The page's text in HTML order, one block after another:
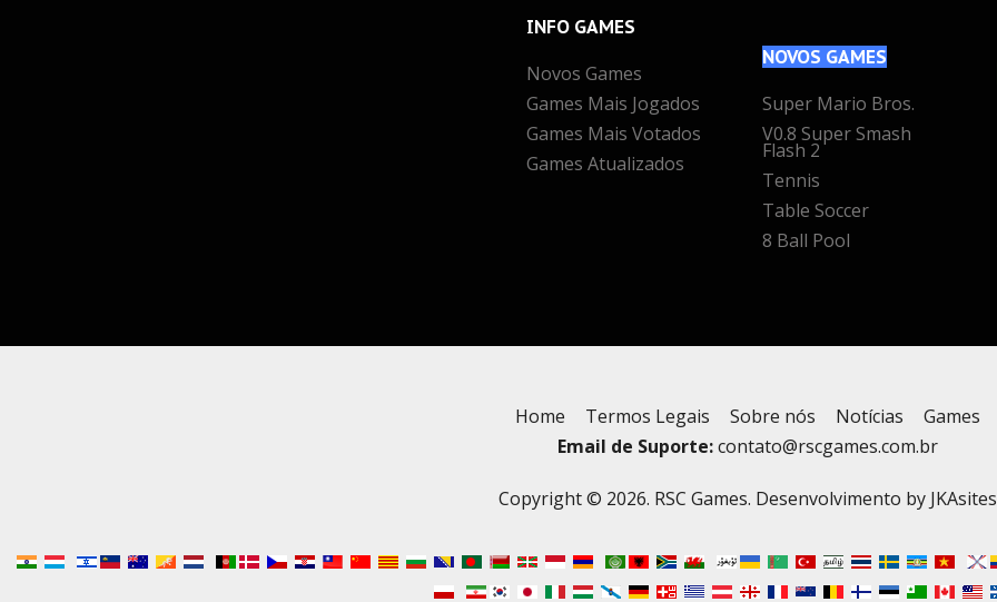
INFO GAMES
Novos Games
Games Mais Jogados
Games Mais Votados
Games Atualizados
NOVOS GAMES
Super Mario Bros.
V0.8 Super Smash
Flash 2
Tennis
Table Soccer
8 Ball Pool
Home Termos Legais Sobre nós Notícias
Games
Email de Suporte:contato@rscgames.com.br
Copyright © 2026. RSC Games. Desenvolvimento by JKAsites